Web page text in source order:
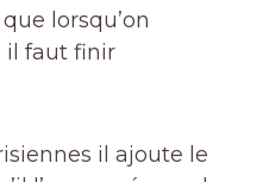
lorsqu’on
il faut finir
il ajoute le